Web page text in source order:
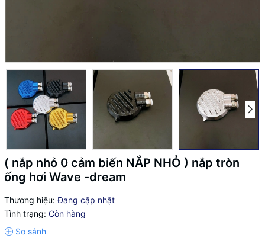
( nắp nhỏ 0 cảm biến NẮP NHỎ ) nắp tròn
ống hơi Wave -dream
Thương hiệu: Đang cập nhật
Tình trạng: Còn hàng